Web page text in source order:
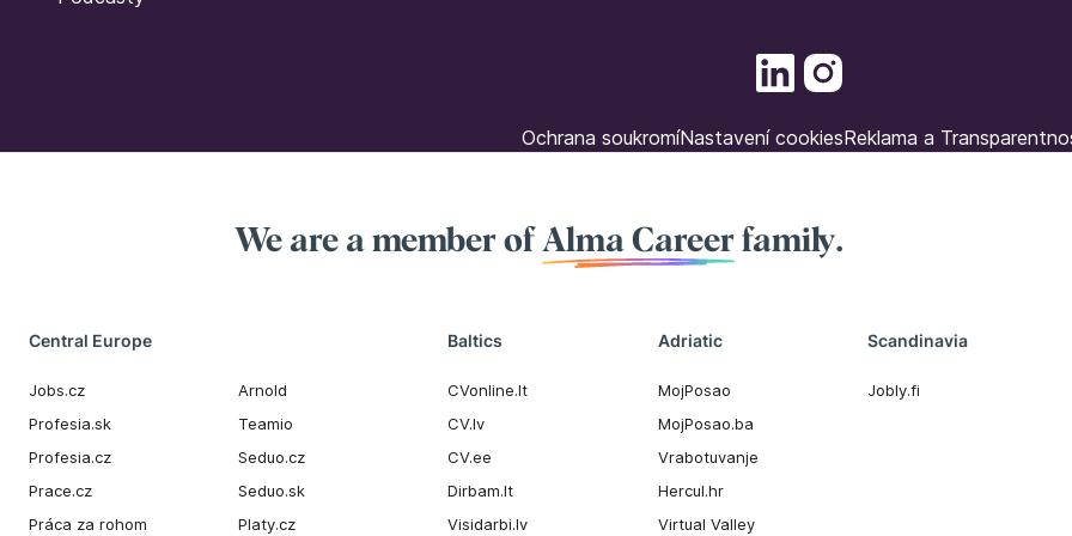
Ochrana soukromíNastavení cookiesReklama a
We are a member of Alma Careerfamily.
Central Europe
Jobs.cz
Profesia.sk
Profesia.cz
Prace.cz
Práca za rohom
Arnold
Teamio
Seduo.cz
Seduo.sk
Platy.cz
Baltics
CVonline.lt
CV.lv
CV.ee
Dirbam.It
Visidarbi.lv
Adriatic
MojPosao
MojPosao.ba
Vrabotuvanje
Hercul.hr
Virtual Valley
Scandinavia
Jobly.fi